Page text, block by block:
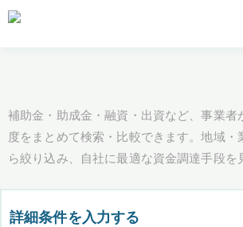
補助金・助成金・融資・出資など、事業者
度をまとめて検索・比較できます。地域・
ら絞り込み、自社に最適な資金調達手段を
詳細条件を入力する